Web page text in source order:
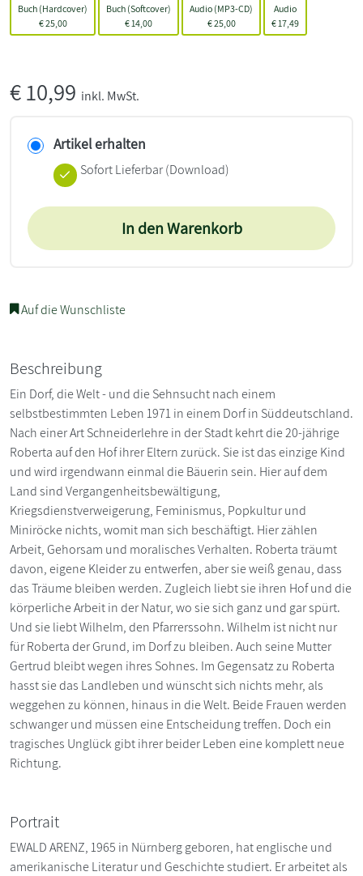
Buch (Hardcover)
€25,00
Buch (Softcover)
€ 14,00
Audio (MP3-CD)
€25,00
Audio
€ 17,49
€10,99 inkl. MwSt.
Artikel erhalten
Sofort Lieferbar (Download)
In den Warenkorb
Auf die Wunschliste
Beschreibung
Ein Dorf, die Welt - und die Sehnsucht nach einem
selbstbestimmten Leben 1971 in einem Dorf in Süddeutschland.
Nach einer Art Schneiderlehre in der Stadt kehrt die 20-jährige
Roberta auf den Hof ihrer Eltern zurück. Sie ist das einzige Kind
und wird irgendwann einmal die Bäuerin sein. Hier auf dem
Land sind Vergangenheitsbewältigung,
Kriegsdienstverweigerung, Feminismus, Popkultur und
Miniröcke nichts, womit man sich beschäftigt. Hier zählen
Arbeit, Gehorsam und moralisches Verhalten. Roberta träumt
davon, eigene Kleider zu entwerfen, aber sie weiß genau, dass
das Träume bleiben werden. Zugleich liebt sie ihren Hof und die
körperliche Arbeit in der Natur, wo sie sich ganz und gar spürt.
Und sie liebt Wilhelm, den Pfarrerssohn. Wilhelm ist nicht nur
für Roberta der Grund, im Dorf zu bleiben. Auch seine Mutter
Gertrud bleibt wegen ihres Sohnes. Im Gegensatz zu Roberta
hasst sie das Landleben und wünscht sich nichts mehr, als
weggehen zu können, hinaus in die Welt. Beide Frauen werden
schwanger und müssen eine Entscheidung treffen. Doch ein
tragisches Unglück gibt ihrer beider Leben eine komplett neue
Richtung.
Portrait
EWALD ARENZ, 1965 in Nürnberg geboren, hat englische und
amerikanische Literatur und Geschichte studiert. Er arbeitet als